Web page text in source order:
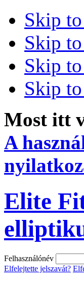
Skip
Skip
Skip
Skip
Most itt
A
Elite
Felhasználónév
Elfelejtette jelszavát?